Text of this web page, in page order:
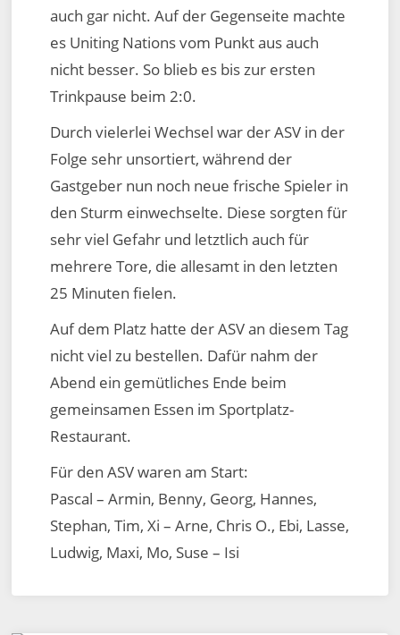
auch gar nicht. Auf der Gegenseite machte
es Uniting Nations vom Punkt aus auch
nicht besser. So blieb es bis zur ersten
Trinkpause beim 2:0.
Durch vielerlei Wechsel war der ASV in der
Folge sehr unsortiert, während der
Gastgeber nun noch neue frische Spieler in
den Sturm einwechselte. Diese sorgten für
sehr viel Gefahr und letztlich auch für
mehrere Tore, die allesamt in den letzten
25 Minuten fielen.
Auf dem Platz hatte der ASV an diesem Tag
nicht viel zu bestellen. Dafür nahm der
Abend ein gemütliches Ende beim
gemeinsamen Essen im Sportplatz-
Restaurant.
Für den ASV waren am Start:
Pascal – Armin, Benny, Georg, Hannes,
Stephan, Tim, Xi – Arne, Chris O., Ebi, Lasse,
Ludwig, Maxi, Mo, Suse – Isi